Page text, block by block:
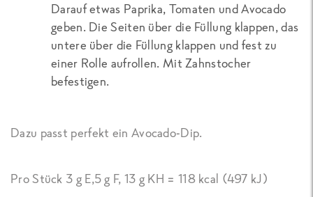
Darauf etwas Paprika, Tomaten und Avocado
geben. Die Seiten über die Füllung klappen, das
untere über die Füllung klappen und fest zu
einer Rolle aufrollen. Mit Zahnstocher
befestigen.
Dazu passt perfekt ein Avocado-Dip.
Pro Stück 3 g E,5 g F, 13 g KH = 118 kcal (497 kJ)